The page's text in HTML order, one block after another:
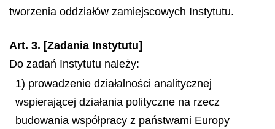
tworzenia oddziałów zamiejscowych Instytutu.
Art. 3. [Zadania Instytutu]
Do zadań Instytutu należy:
1) prowadzenie działalności analitycznej
wspierającej działania polityczne na rzecz
budowania współpracy z państwami Europy